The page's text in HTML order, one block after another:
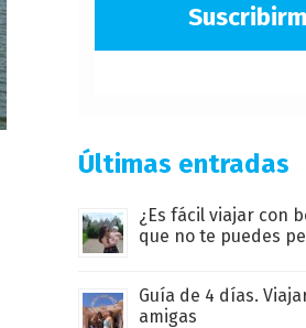
Últimas entradas
¿Es fácil viajar con
que no te puedes
Guía de 4 días.
amigas